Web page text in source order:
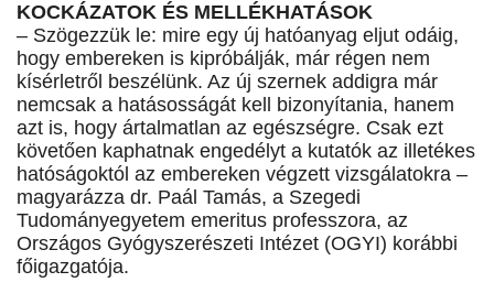
KOCKÁZATOK ÉS MELLÉKHATÁSOK
– Szögezzük le: mire egy új hatóanyag eljut odáig,
hogy embereken is kipróbálják, már régen nem
kísérletről beszélünk. Az új szernek addigra már
nemcsak a hatásosságát kell bizonyítania, hanem
azt is, hogy ártalmatlan az egészségre. Csak ezt
követően kaphatnak engedélyt a kutatók az illetékes
hatóságoktól az embereken végzett vizsgálatokra –
magyarázza dr. Paál Tamás, a Szegedi
Tudományegyetem emeritus professzora, az
Országos Gyógyszerészeti Intézet (OGYI) korábbi
főigazgatója.